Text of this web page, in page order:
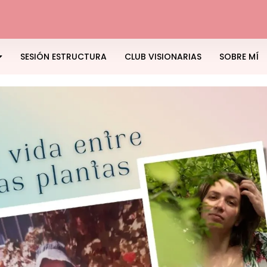
SESIÓN ESTRUCTURA CLUB VISIONARIAS SOBRE MÍ